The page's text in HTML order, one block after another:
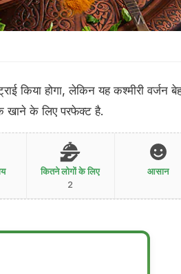
किया होगा, लेकिन यह कश्मीरी वर्जन
खाने के लिए परफेक्ट है.
कितने लोगों के लिए
2
आसान